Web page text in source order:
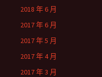
2018 年 6 月
2017 年 6 月
2017 年 5 月
2017 年 4 月
2017 年 3 月